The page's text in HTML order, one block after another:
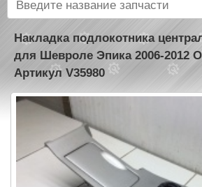
Накладка подлокотника
для Шевроле Эпика 2006-2012
Артикул V35980